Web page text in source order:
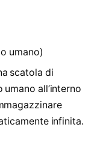
umano)
scatola di
all’interno
infinita.